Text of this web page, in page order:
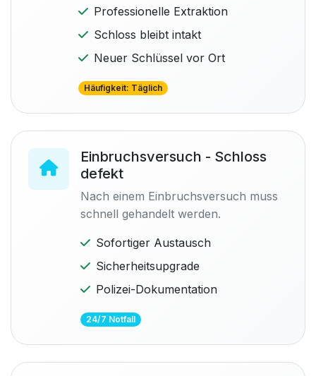
Professionelle Extraktion
Schloss bleibt intakt
Neuer Schlüssel vor Ort
Häufigkeit: Täglich
Einbruchsversuch - Schloss
defekt
Nach einem Einbruchsversuch muss
schnell gehandelt werden.
Sofortiger Austausch
Sicherheitsupgrade
Polizei-Dokumentation
24/7 Notfall